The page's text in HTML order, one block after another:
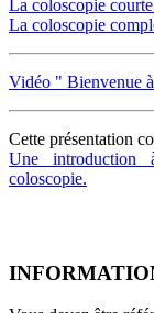
La coloscopie
La coloscopie
Vidéo " Bienvenue
Cette présentation
Une introduction
coloscopie.